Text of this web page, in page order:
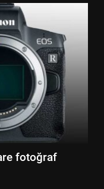
FOTOĞRAF
Sony A7S2